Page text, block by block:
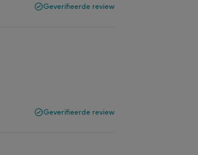
Geverifieerde review
Geverifieerde review